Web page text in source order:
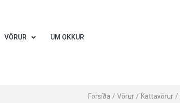
VÖRUR UM OKKUR
Forsíða / Vörur / Kattavörur /